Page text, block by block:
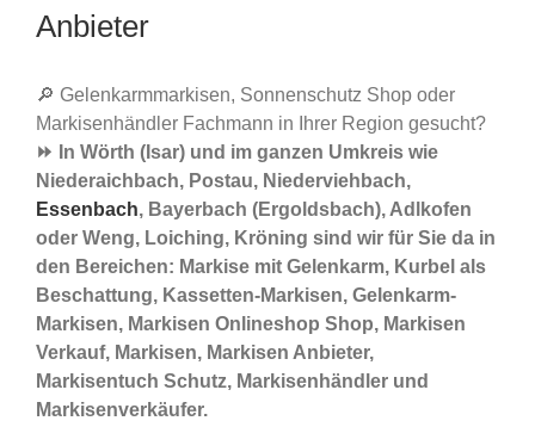
Anbieter
🔎 Gelenkarmmarkisen, Sonnenschutz Shop oder
Markisenhändler Fachmann in Ihrer Region gesucht?
⏩ In Wörth (Isar) und im ganzen Umkreis wie
Niederaichbach, Postau, Niederviehbach,
Essenbach, Bayerbach (Ergoldsbach), Adlkofen
oder Weng, Loiching, Kröning sind wir für Sie da in
den Bereichen: Markise mit Gelenkarm, Kurbel als
Beschattung, Kassetten-Markisen, Gelenkarm-
Markisen, Markisen Onlineshop Shop, Markisen
Verkauf, Markisen, Markisen Anbieter,
Markisentuch Schutz, Markisenhändler und
Markisenverkäufer.